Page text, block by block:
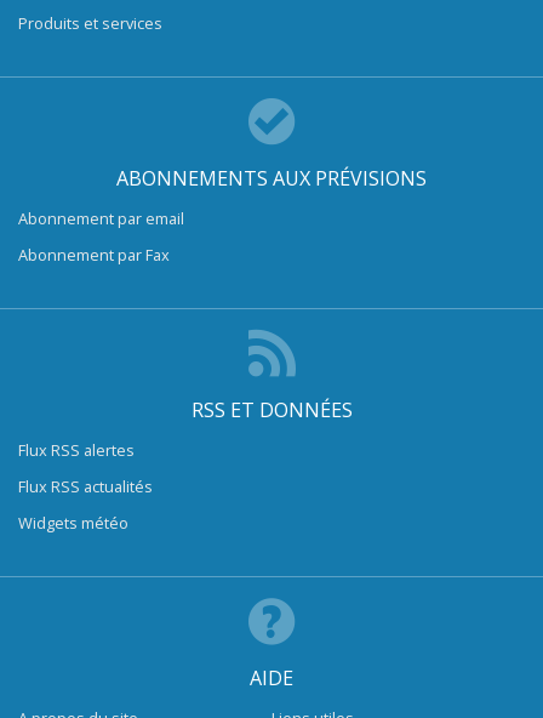
Produits et services
ABONNEMENTS AUX PRÉVISIONS
Abonnement par email
Abonnement par Fax
RSS ET DONNÉES
Flux RSS alertes
Flux RSS actualités
Widgets météo
AIDE